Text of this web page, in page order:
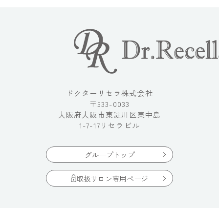
ドクターリセラ株式会社
〒533-0033
大阪府大阪市東淀川区東中島
1-7-17リセラビル
グループトップ
取扱サロン専用ページ